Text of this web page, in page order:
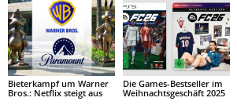
Bieterkampf um Warner
Bros.: Netflix steigt aus
Die Games-Bestseller im
Weihnachtsgeschäft 2025